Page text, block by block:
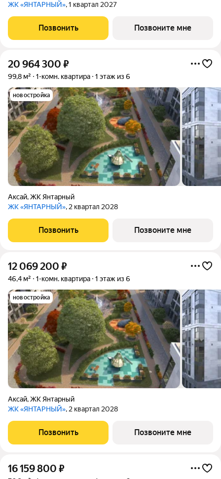
ЖК «ЯНТАРНЫЙ», 1 квартал 2027
Позвонить Позвоните мне
20 964 300 ₽
99,8 м² 1-комн. квартира 1 этаж из 6
новостройка
Аксай,ЖК Янтарный
ЖК «ЯНТАРНЫЙ», 2 квартал 2028
Позвонить Позвоните мне
12 069 200 ₽
46,4 м² 1-комн. квартира 1 этаж из 6
новостройка
Аксай,ЖК Янтарный
ЖК «ЯНТАРНЫЙ», 2 квартал 2028
Позвонить Позвоните мне
16 159 800 ₽